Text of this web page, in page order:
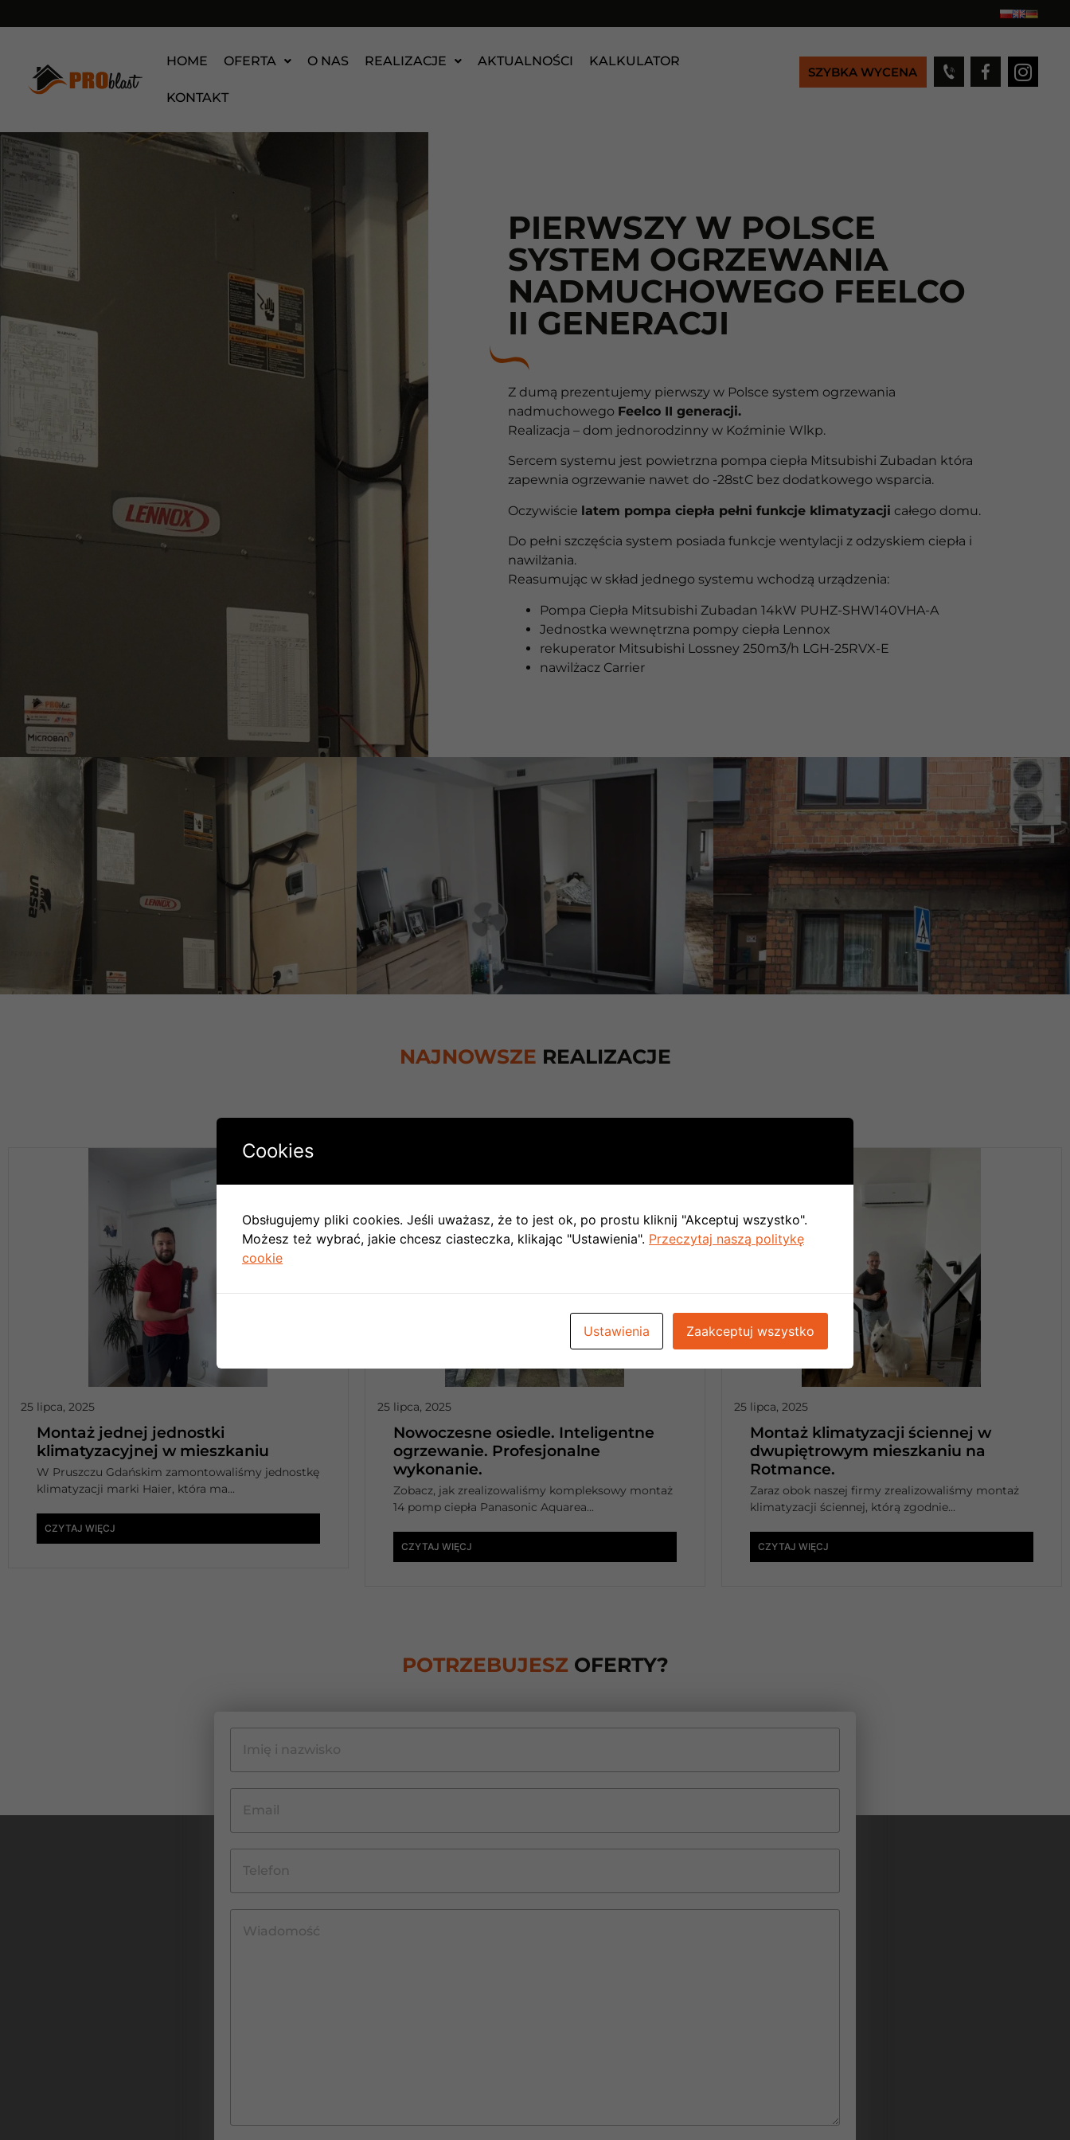
HOME OFERTA O NAS REALIZACJE AKTUALNOŚCI KALKULATOR
KONTAKT
SZYBKA WYCENA
PIERWSZY W POLSCE
SYSTEM OGRZEWANIA
NADMUCHOWEGO FEELCO
II GENERACJI
Z dumą prezentujemy pierwszy w Polsce system ogrzewania
nadmuchowego Feelco II generacji.
Realizacja – dom jednorodzinny w Koźminie Wlkp.
Sercem systemu jest powietrzna pompa ciepła Mitsubishi Zubadan która
zapewnia ogrzewanie nawet do -28stC bez dodatkowego wsparcia.
Oczywiście latem pompa ciepła pełni funkcje klimatyzacji całego domu.
Do pełni szczęścia system posiada funkcje wentylacji z odzyskiem ciepła i
nawilżania.
Reasumując w skład jednego systemu wchodzą urządzenia:
Pompa Ciepła Mitsubishi Zubadan 14kW PUHZ-SHW140VHA-A
Jednostka wewnętrzna pompy ciepła Lennox
rekuperator Mitsubishi Lossney 250m3/h LGH-25RVX-E
nawilżacz Carrier
NAJNOWSZE REALIZACJE
Montaż jednej jednostki
klimatyzacyjnej w mieszkaniu
W Pruszczu Gdańskim zamontowaliśmy jednostkę
klimatyzacji marki Haier, która ma...
CZYTAJ WIĘCJ
25 lipca, 2025
Nowoczesne osiedle. Inteligentne
ogrzewanie. Profesjonalne
wykonanie.
Zobacz, jak zrealizowaliśmy kompleksowy montaż
14 pomp ciepła Panasonic Aquarea...
CZYTAJ WIĘCJ
25 lipca, 2025
Montaż klimatyzacji ściennej w
dwupiętrowym mieszkaniu na
Rotmance.
Zaraz obok naszej firmy zrealizowaliśmy montaż
klimatyzacji ściennej, którą zgodnie...
CZYTAJ WIĘCJ
25 lipca, 2025
POTRZEBUJESZ OFERTY?
Cookies
Obsługujemy pliki cookies. Jeśli uważasz, że to jest ok, po prostu kliknij "Akceptuj wszystko".
Możesz też wybrać, jakie chcesz ciasteczka, klikając "Ustawienia". Przeczytaj naszą politykę
cookie
Ustawienia Zaakceptuj wszystko